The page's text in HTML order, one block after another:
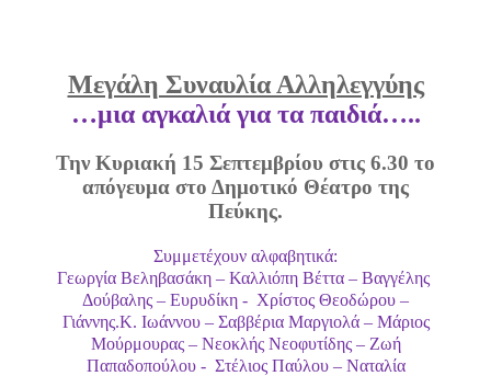
Μεγάλη Συναυλία Αλληλεγγύης
…μια αγκαλιά για τα παιδιά…..
Την Κυριακή 15 Σεπτεμβρίου στις 6.30 το
απόγευμα στο Δημοτικό Θέατρο της
Πεύκης.
Συμμετέχουν αλφαβητικά:
Γεωργία Βεληβασάκη – Καλλιόπη Βέττα – Βαγγέλης
Δούβαλης – Ευρυδίκη - Χρίστος Θεοδώρου –
Γιάννης.Κ. Ιωάννου – Σαββέρια Μαργιολά – Μάριος
Μούρμουρας – Νεοκλής Νεοφυτίδης – Ζωή
Παπαδοπούλου - Στέλιος Παύλου – Ναταλία